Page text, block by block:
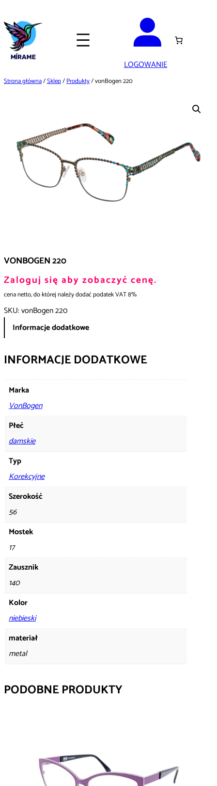
do
treści
LOGOWANIE
Strona główna/Sklep/Produkty/ vonBogen 220
VONBOGEN 220
Zaloguj się aby zobaczyć cenę.
cena netto, do której należy dodać podatek VAT 8%
SKU:vonBogen 220
Informacje dodatkowe
INFORMACJE DODATKOWE
Marka
VonBogen
Płeć
damskie
Typ
Korekcyjne
Szerokość
56
Mostek
17
Zausznik
140
Kolor
niebieski
materiał
metal
PODOBNE PRODUKTY